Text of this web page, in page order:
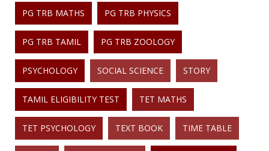
PG TRB MATHS PG TRB PHYSICS
PG TRB TAMIL PG TRB ZOOLOGY
PSYCHOLOGY SOCIAL SCIENCE STORY
TAMIL ELIGIBILITY TEST TET MATHS
TET PSYCHOLOGY TEXT BOOK TIME TABLE